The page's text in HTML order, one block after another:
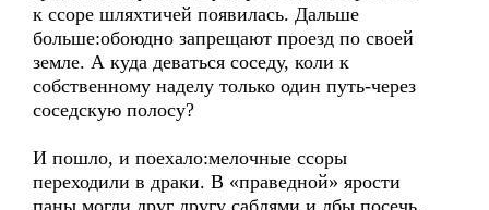
к ссоре шляхтичей появилась. Дальше
больше:обоюдно запрещают проезд по своей
земле. А куда деваться соседу, коли к
собственному наделу только один путь-через
соседскую полосу?
И пошло, и поехало:мелочные ссоры
переходили в драки. В «праведной» ярости
паны могли друг другу саблями и лбы посечь,